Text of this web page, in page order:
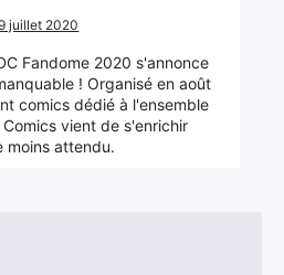
juillet 2020
Fandome 2020 s'annonce
! Organisé en août
comics dédié à l'ensemble
vient de s'enrichir
moins attendu.